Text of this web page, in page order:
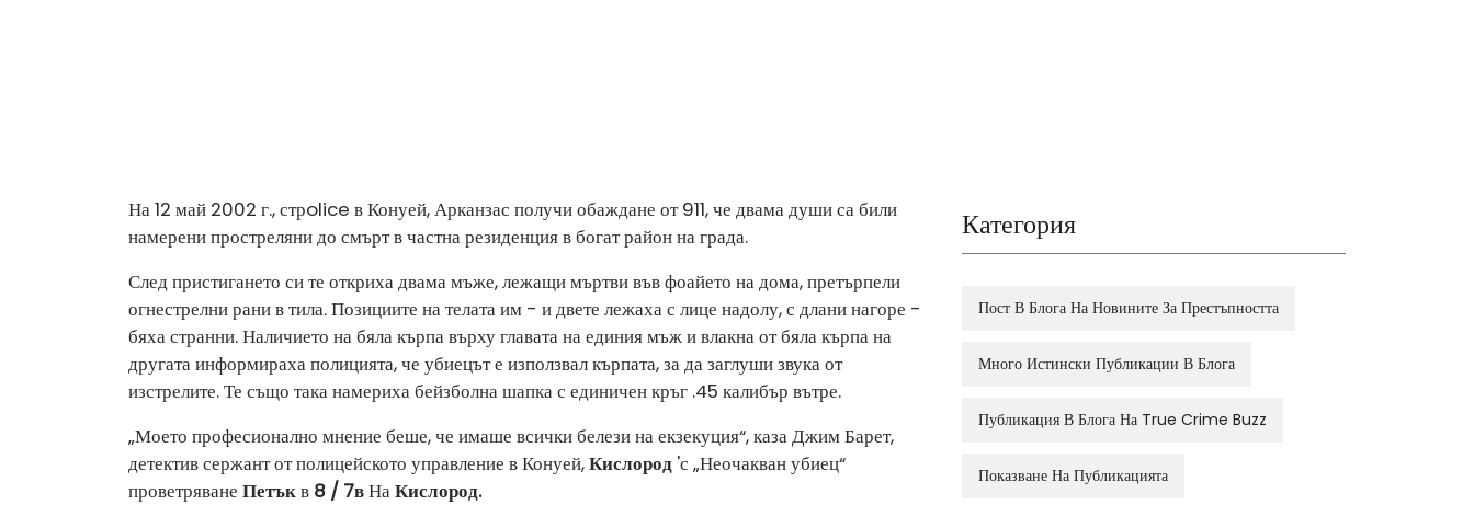
На 12 май 2002 г., стрolice в Конуей, Арканзас получи обаждане от 911, че двама души са били
намерени простреляни до смърт в частна резиденция в богат район на града.
След пристигането си те откриха двама мъже, лежащи мъртви във фоайето на дома, претърпели
огнестрелни рани в тила. Позициите на телата им - и двете лежаха с лице надолу, с длани нагоре -
бяха странни. Наличието на бяла кърпа върху главата на единия мъж и влакна от бяла кърпа на
другата информираха полицията, че убиецът е използвал кърпата, за да заглуши звука от
изстрелите. Те също така намериха бейзболна шапка с единичен кръг .45 калибър вътре.
„Моето професионално мнение беше, че имаше всички белези на екзекуция“, каза Джим Барет,
детектив сержант от полицейското управление в Конуей,Кислород 'с „Неочакван убиец“
проветряване Петъкв 8 / 7вНаКислород.
Категория
Пост В Блога На Новините За Престъпността
Много Истински Публикации В Блога
Публикация В Блога На True Crime Buzz
Показване На Публикацията